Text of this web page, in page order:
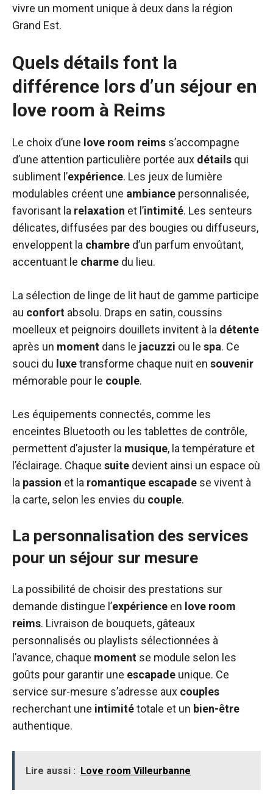
vivre un moment unique à deux dans la région
Grand Est.
Quels détails font la
différence lors d’un séjour en
love room à Reims
Le choix d’une love room reims s’accompagne
d’une attention particulière portée aux détails qui
subliment l’expérience. Les jeux de lumière
modulables créent une ambiance personnalisée,
favorisant la relaxation et l’intimité. Les senteurs
délicates, diffusées par des bougies ou diffuseurs,
enveloppent la chambre d’un parfum envoûtant,
accentuant le charme du lieu.
La sélection de linge de lit haut de gamme participe
au confort absolu. Draps en satin, coussins
moelleux et peignoirs douillets invitent à la détente
après un moment dans le jacuzzi ou le spa. Ce
souci du luxetransforme chaque nuit en souvenir
mémorable pour le couple.
Les équipements connectés, comme les
enceintes Bluetooth ou les tablettes de contrôle,
permettent d’ajuster la musique, la température et
l’éclairage. Chaque suite devient ainsi un espace où
la passion et la romantique escapade se vivent à
la carte, selon les envies du couple.
La personnalisation des services
pour un séjour sur mesure
La possibilité de choisir des prestations sur
demande distingue l’expérience en love room
reims. Livraison de bouquets, gâteaux
personnalisés ou playlists sélectionnées à
l’avance, chaque moment se module selon les
goûts pour garantir une escapade unique. Ce
service sur-mesure s’adresse aux couples
recherchant une intimitétotale et un bien-être
authentique.
Lire aussi : Love room Villeurbanne